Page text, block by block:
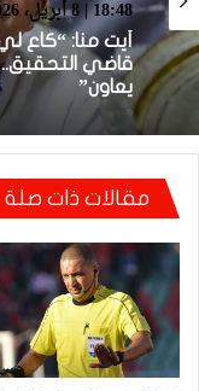
بطولة برو 1
18:48 | 8 أبريل، 2026
أيت منا: “كاع
يعاون”
22:23 | 6 أبريل، 2026
توالي النتائج
تعادل جديد
مقالات ذات صلة